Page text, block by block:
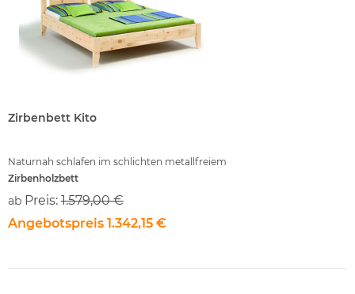
Zirbenbett Kito
Naturnah schlafen im schlichten metallfreiem
Zirbenholzbett
ab Preis: 1.579,00 €
Angebotspreis 1.342,15 €